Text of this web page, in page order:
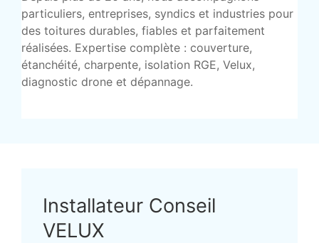
particuliers, entreprises, syndics et industries pour
des toitures durables, fiables et parfaitement
réalisées. Expertise complète : couverture,
étanchéité, charpente, isolation RGE, Velux,
diagnostic drone et dépannage.
Installateur Conseil
VELUX